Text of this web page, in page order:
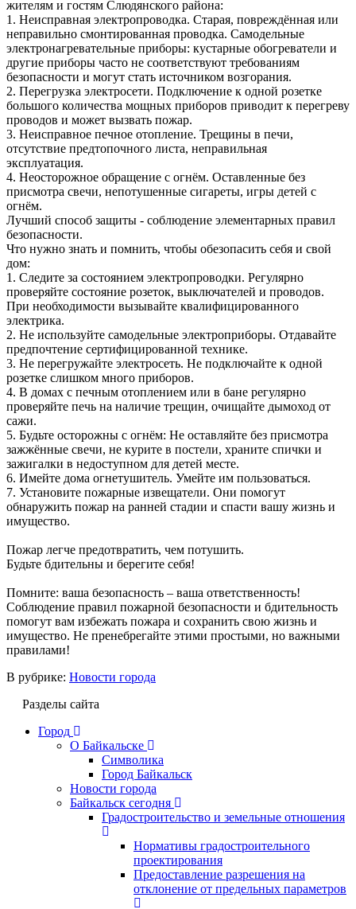
жителям и гостям Слюдянского района:
1. Неисправная электропроводка. Старая, повреждённая или
неправильно смонтированная проводка. Самодельные
электронагревательные приборы: кустарные обогреватели и
другие приборы часто не соответствуют требованиям
безопасности и могут стать источником возгорания.
2. Перегрузка электросети. Подключение к одной розетке
большого количества мощных приборов приводит к перегреву
проводов и может вызвать пожар.
3. Неисправное печное отопление. Трещины в печи,
отсутствие предтопочного листа, неправильная
эксплуатация.
4. Неосторожное обращение с огнём. Оставленные без
присмотра свечи, непотушенные сигареты, игры детей с
огнём.
Лучший способ защиты - соблюдение элементарных правил
безопасности.
Что нужно знать и помнить, чтобы обезопасить себя и свой
дом:
1. Следите за состоянием электропроводки. Регулярно
проверяйте состояние розеток, выключателей и проводов.
При необходимости вызывайте квалифицированного
электрика.
2. Не используйте самодельные электроприборы. Отдавайте
предпочтение сертифицированной технике.
3. Не перегружайте электросеть. Не подключайте к одной
розетке слишком много приборов.
4. В домах с печным отоплением или в бане регулярно
проверяйте печь на наличие трещин, очищайте дымоход от
сажи.
5. Будьте осторожны с огнём: Не оставляйте без присмотра
зажжённые свечи, не курите в постели, храните спички и
зажигалки в недоступном для детей месте.
6. Имейте дома огнетушитель. Умейте им пользоваться.
7. Установите пожарные извещатели. Они помогут
обнаружить пожар на ранней стадии и спасти вашу жизнь и
имущество.
Пожар легче предотвратить, чем потушить.
Будьте бдительны и берегите себя!
Помните: ваша безопасность – ваша ответственность!
Соблюдение правил пожарной безопасности и бдительность
помогут вам избежать пожара и сохранить свою жизнь и
имущество. Не пренебрегайте этими простыми, но важными
правилами!
В рубрике: Новости города
Разделы сайта
Город
О Байкальске
Символика
Город Байкальск
Новости города
Байкальск сегодня
Градостроительство и земельные отношения
Нормативы градостроительного
проектирования
Предоставление разрешения на
отклонение от предельных параметров